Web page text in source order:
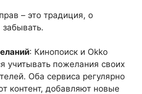
– это традиция, о
забывать.
: Кинопоиск и Okko
учитывать пожелания своих
Оба сервиса регулярно
контент, добавляют новые